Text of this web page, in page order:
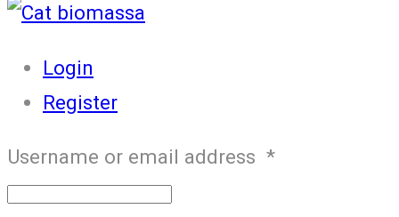
Login
Register
Username or email address *